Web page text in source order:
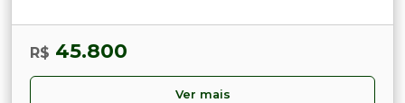
R$ 45.800
Ver mais